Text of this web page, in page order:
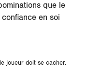
que le
en soi
joueur doit se cacher.